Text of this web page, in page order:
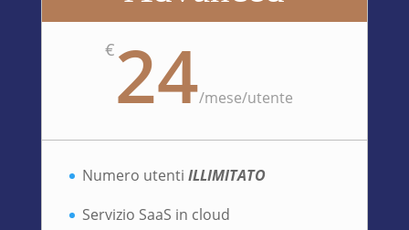
€24/mese/utente
Numero utenti ILLIMITATO
Servizio SaaS in cloud